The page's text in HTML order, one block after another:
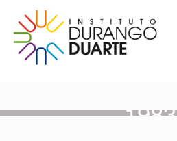
content
IDD – Instituto Durango Duarte
Instituto Durango Duarte
1983